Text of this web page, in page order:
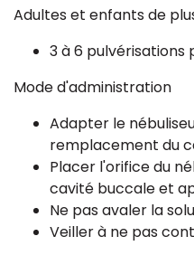
Adultes et enfants de
3 à 6 pulvérisations
Mode d'administration
Adapter le
remplacement du
Placer l'orifice du
cavité buccale et
Ne pas avaler la
Veiller à ne pas